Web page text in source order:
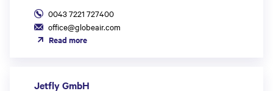
0043 7221 727400
office@globeair.com
Read more
Jetfly GmbH